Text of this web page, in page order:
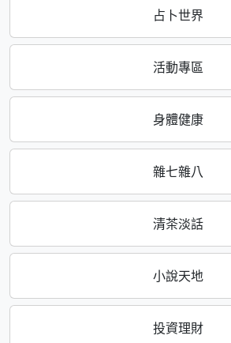
占卜世界
活動專區
身體健康
雜七雜八
清茶淡話
小說天地
投資理財